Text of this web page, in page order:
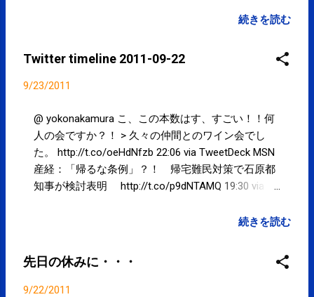
ネス http://t.co/7cwX57Lp ・・・東雲住宅総工費
ぎるっ！そもそも公務員宿舎って必要なのかな？！
はモスバーガーになるらしい！モスの森下出店は2
15:50 via TweetDeck かなり涼しく、過ごしやすくな
りました。9月の3連休Part2です。当院は、休まず営
業します。というか10月8日まで休まず営業しま
す。ご来院お待ちしております。 spcstyle.com #
江東区 #kotoku 12:01 via TweetDeck 台風の爪跡@
続きを読む
Twitter timeline 2011-09-22
9/23/2011
@ yokonakamura こ、この本数はす、すごい！！何
人の会ですか？！ > 久々の仲間とのワイン会でし
た。 http://t.co/oeHdNfzb 22:06 via TweetDeck MSN
産経：「帰るな条例」？！ 帰宅難民対策で石原都
知事が検討表明 http://t.co/p9dNTAMQ 19:30 via
- 先日の休みに... - http://t.co/yRjlKuCV 19:17 via
に...: 先日の休みに日帰りで山梨の西沢渓谷に行って
きました。天気に恵まれ、むしろ暑いぐらいでした
が森林セラピー基地と言われている…
続きを読む
先日の休みに・・・
9/22/2011